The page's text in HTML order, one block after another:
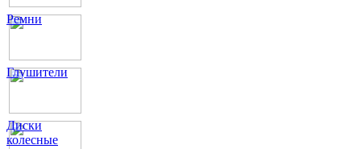
Ремни
Глушители
Диски
колесные